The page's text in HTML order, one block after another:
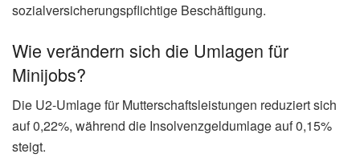
sozialversicherungspflichtige Beschäftigung.
Wie verändern sich die Umlagen für
Minijobs?
Die U2-Umlage für Mutterschaftsleistungen reduziert sich
auf 0,22%, während die Insolvenzgeldumlage auf 0,15%
steigt.